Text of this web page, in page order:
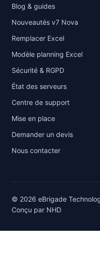
Blog & guides
Nouveautés v7 Nova
Remplacer Excel
Modèle planning Excel
Sécurité & RGPD
État des serveurs
Centre de support
Mise en place
Demander un devis
Nous contacter
© 2026 eBrigade
Conçu par NHD